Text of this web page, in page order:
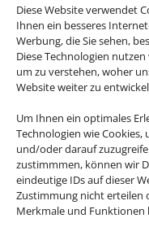
Diese Website verwendet
Ihnen ein besseres
Werbung, die Sie sehen,
Diese Technologien
um zu verstehen, woher
Website weiter zu
Um Ihnen ein optimales
Technologien wie
und/oder darauf
zustimmmen, können wir
eindeutige IDs auf dieser
Zustimmung nicht erteilen
Merkmale und